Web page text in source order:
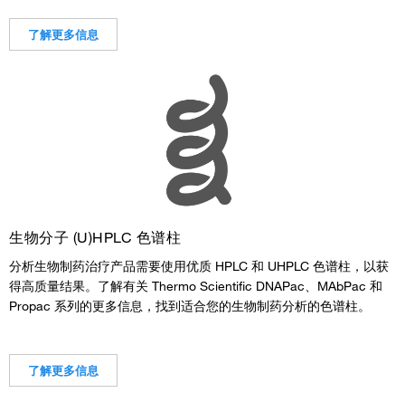
了解更多信息
生物分子 (U)HPLC 色谱柱
分析生物制药治疗产品需要使用优质 HPLC 和 UHPLC 色谱柱，以获
得高质量结果。了解有关 Thermo Scientific DNAPac、MAbPac 和
Propac 系列的更多信息，找到适合您的生物制药分析的色谱柱。
了解更多信息